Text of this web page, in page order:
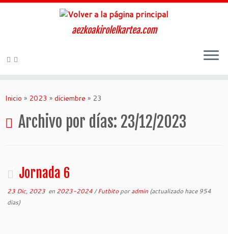
aezkoakirolelkartea.com
Inicio » 2023 » diciembre » 23
Archivo por días: 23/12/2023
Jornada 6
23 Dic, 2023 en 2023-2024/Futbitoporadmin (actualizado hace 954
dias)